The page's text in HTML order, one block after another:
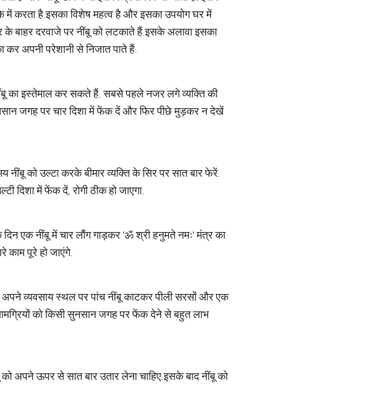
करता है.इसका विशेष महत्व है और इसका उपयोग घर में
के बाहर दरवाजे पर नींबू को लटकाते हैं.इसके अलावा इसका
कर अपनी परेशानी से निजात पाते हैं.
का इस्तेमाल कर सकते हैं. सबसे पहले नजर लगे व्यक्ति की
जगह पर चार दिशा में फेंक दें और फिर पीछे मुड़कर न देखें
नींबू को उल्टा करके बीमार व्यक्ति के सिर पर सात बार फेरें.
दिशा में फेंक दें, रोगी ठीक हो जाएगा.
दिन एक नींबू में चार लौंग गाड़कर 'ॐ श्री हनुमते नमः' मंत्र का
काम पूरे हो जाएंगे.
अपने व्यवसाय स्थल पर पांच नींबू काटकर पीली सरसों और एक
को किसी सुनसान जगह पर फेंक देने से बहुत लाभ
अपने ऊपर से सात बार उतार लेना चाहिए.इसके बाद नींबू को